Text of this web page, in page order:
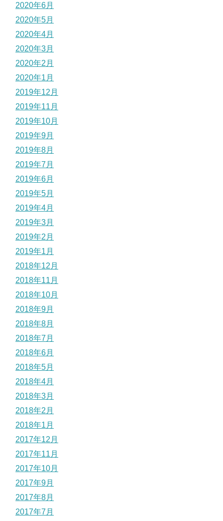
2020年6月
2020年5月
2020年4月
2020年3月
2020年2月
2020年1月
2019年12月
2019年11月
2019年10月
2019年9月
2019年8月
2019年7月
2019年6月
2019年5月
2019年4月
2019年3月
2019年2月
2019年1月
2018年12月
2018年11月
2018年10月
2018年9月
2018年8月
2018年7月
2018年6月
2018年5月
2018年4月
2018年3月
2018年2月
2018年1月
2017年12月
2017年11月
2017年10月
2017年9月
2017年8月
2017年7月